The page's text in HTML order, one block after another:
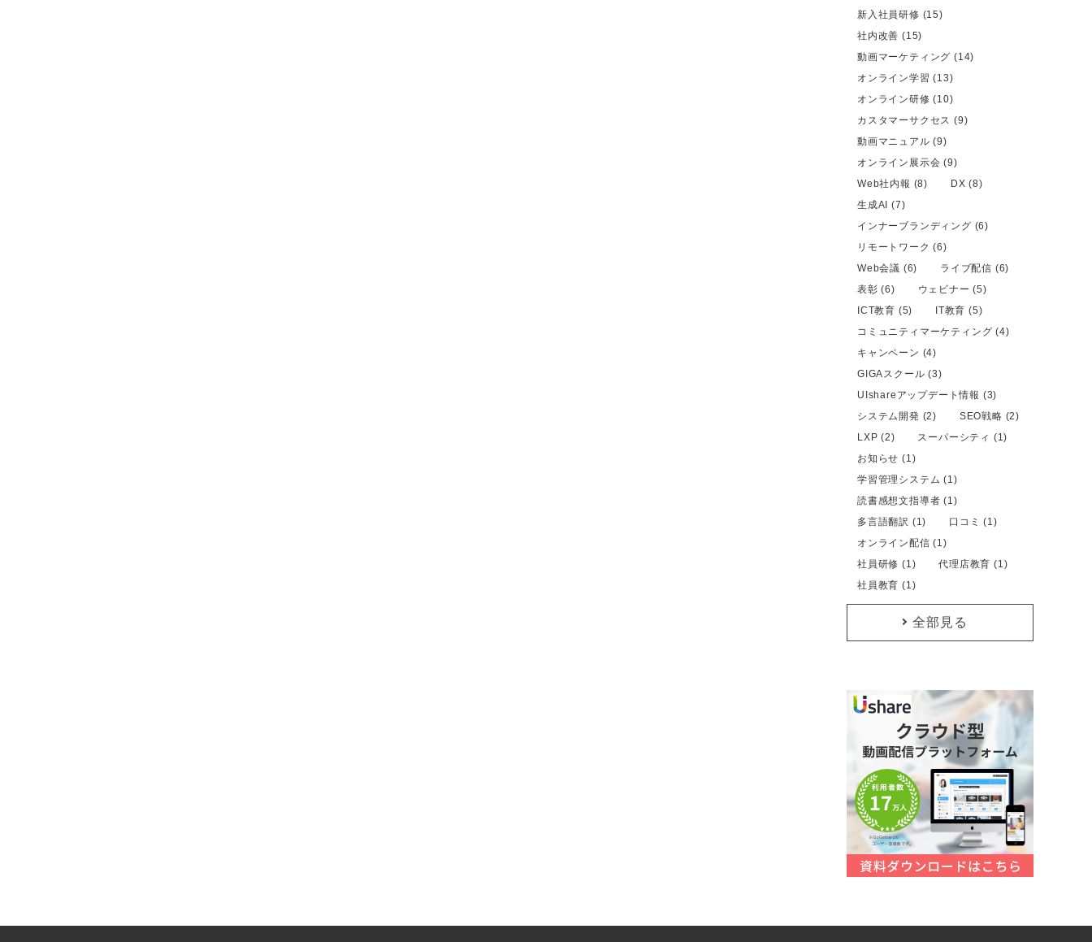
新入社員研修 (15)
社内改善 (15)
動画マーケティング (14)
オンライン学習 (13)
オンライン研修 (10)
カスタマーサクセス (9)
動画マニュアル (9)
オンライン展示会 (9)
Web社内報 (8)
DX (8)
生成AI (7)
インナーブランディング (6)
リモートワーク (6)
Web会議 (6)
ライブ配信 (6)
表彰 (6)
ウェビナー (5)
ICT教育 (5)
IT教育 (5)
コミュニティマーケティング (4)
キャンペーン (4)
GIGAスクール (3)
UIshareアップデート情報 (3)
システム開発 (2)
SEO戦略 (2)
LXP (2)
スーパーシティ (1)
お知らせ (1)
学習管理システム (1)
読書感想文指導者 (1)
多言語翻訳 (1)
口コミ (1)
オンライン配信 (1)
社員研修 (1)
代理店教育 (1)
社員教育 (1)
全部見る